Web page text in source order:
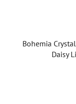
Bohemia
Daisy